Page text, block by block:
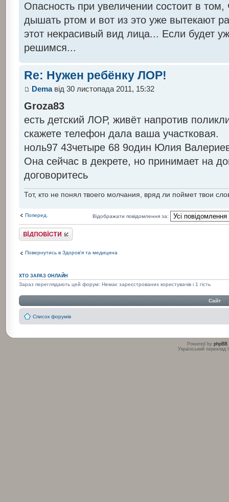
Опасность при увеличении состоит в том,
дышать ртом и вот из это уже вытекают
этот некрасивый вид лица... Если будет
решимся...
Re: Нужен ребёнку ЛОР!
Demaвід 30 листопада 2011, 15:32
Groza83
есть детский ЛОР, живёт напротив
скажете телефон дала ваша участковая.
ноль97 43четыре 68 9один Юлия
Она сейчас в декрете, но принимает на
договоритесь
Тот, кто не понял твоего молчания, вряд ли поймет твои
Поперед. Відображати повідомлення за:
Відповісти
Повернутись в Здоров'я та медицина
ХТО ЗАРАЗ ОНЛАЙН
Зараз переглядають цей форум: Немає зареєстрованих користувачів і 1 гість
Сайт ‹
Список форумів
Powered by phpBB
Український